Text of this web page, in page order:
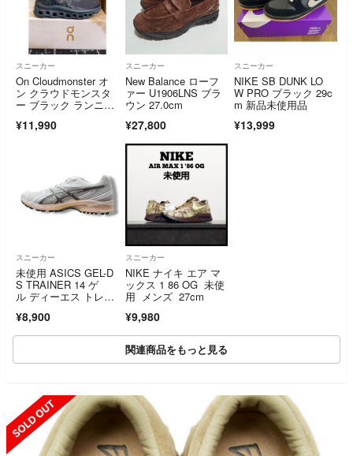
スニーカー
On Cloudmonster オ
ン クラウドモンスタ
ー ブラック ランニン
¥11,990
スニーカー
New Balance ローフ
ァー U1906LNS ブラ
ウン 27.0cm
¥27,800
スニーカー
NIKE SB DUNK LO
W PRO ブラック 29c
m 新品未使用品
¥13,999
スニーカー
未使用 ASICS GEL-D
S TRAINER 14 ゲ
ル ディーエス トレー
ックス 1203A607-10
5 ホワイト 28.5c
¥8,900
スニーカー
NIKE ナイキ エア マ
ックス 1 86 OG 未使
用 メンズ 27cm
¥9,980
関連商品をもっと見る
SOLD OUT